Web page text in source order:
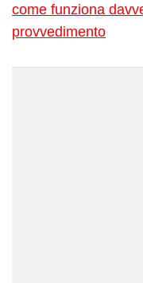
come funziona
provvedimento